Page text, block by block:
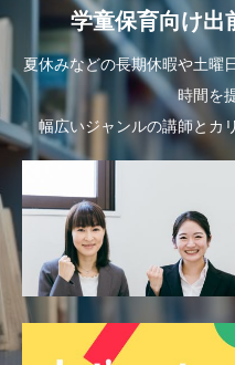
学童保育向け出
夏休みなどの長期休暇や土曜
時間を
幅広いジャンルの講師とカ